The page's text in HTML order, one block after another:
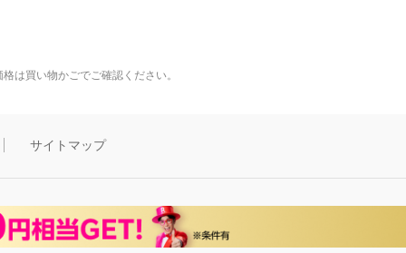
は買い物かごでご確認ください。
サイトマップ